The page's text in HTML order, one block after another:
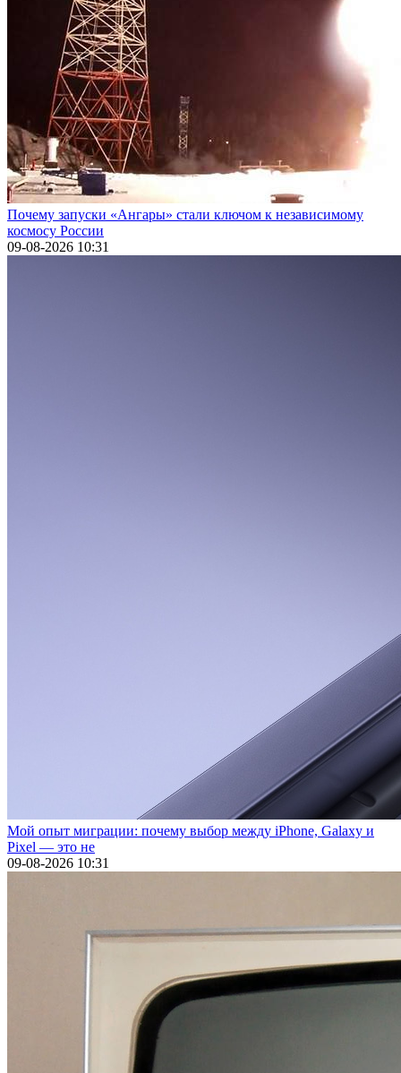
Почему запуски «Ангары» стали ключом к независимому
космосу России
09-08-2026 10:31
Мой опыт миграции: почему выбор между iPhone, Galaxy и
Pixel — это не
09-08-2026 10:31